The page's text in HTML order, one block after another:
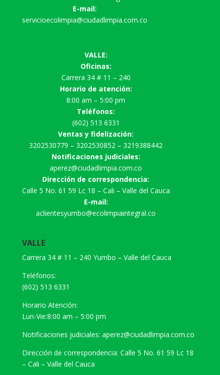
E-mail:
servicioecolimpia@ciudadlimpia.com.co
VALLE:
Oficinas:
Carrera 34 # 11 – 240
Horario de atención:
8:00 am – 5:00 pm
Teléfonos:
(602) 513 6331
Ventas y fidelización:
3202530779 – 3202530852 – 3219388442
Notificaciones judiciales:
aperez@ciudadlimpia.com.co
Dirección de correspondencia:
Calle 5 No. 61 59 Lc 18 – Cali – Valle del Cauca
E-mail:
aclientesyumbo@ecolimpiaintegral.co
VALLE
Carrera 34 # 11 – 240 Yumbo – Valle del Cauca
Teléfonos:
(602) 513 6331
Horario Atención:
Lun-Vie:8:00 am – 5:00 pm
Notificaciones judiciales: aperez@ciudadlimpia.com.co
Dirección de correspondencia: Calle 5 No. 61 59 Lc 18
– Cali – Valle del Cauca